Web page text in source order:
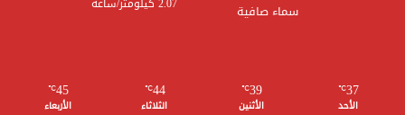
سماء صافية
37
℃
الأحد
39
℃
الأثنين
44
℃
الثلاثاء
45
℃
الأربعاء